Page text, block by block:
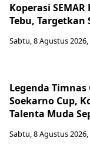
Koperasi
Tebu, Targetkan
Sabtu, 8 Agustus 2026,
Legenda Timnas
Soekarno Cup,
Talenta Muda
Sabtu, 8 Agustus 2026,